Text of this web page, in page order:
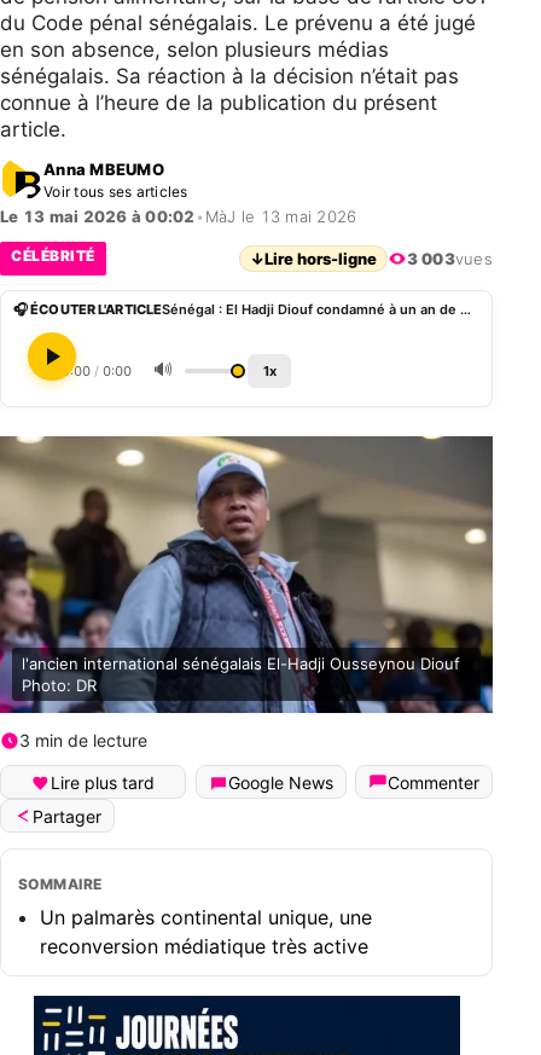
du Code pénal sénégalais. Le prévenu a été jugé
en son absence, selon plusieurs médias
sénégalais. Sa réaction à la décision n’était pas
connue à l’heure de la publication du présent
article.
Anna MBEUMO
Voir tous ses articles
Le 13 mai 2026 à 00:02 • MàJ le 13 mai 2026
CÉLÉBRITÉ ↓Lire hors-ligne 3 003vues
🎧 ÉCOUTER L'ARTICLE Sénégal : El Hadji Diouf condamné à un an de prison pour refus de payer la pension alimentaire de sa fille
0:00 / 0:00 🔊 1x
l'ancien international sénégalais El-Hadji Ousseynou Diouf
Photo: DR
3 min de lecture
Lire plus tard Google News
Commenter
Partager
SOMMAIRE
Un palmarès continental unique, une
reconversion médiatique très active